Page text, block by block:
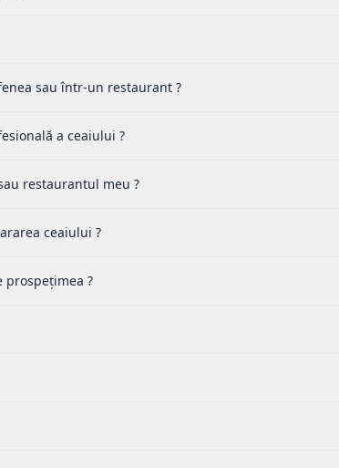
sau într-un restaurant ?
a ceaiului ?
restaurantul meu ?
ceaiului ?
prospețimea ?